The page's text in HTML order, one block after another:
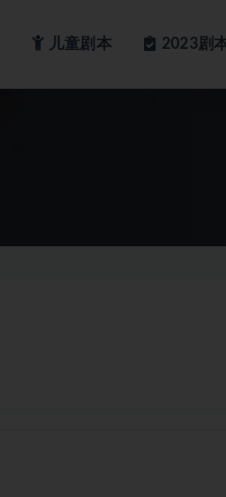
儿童剧本 2023剧